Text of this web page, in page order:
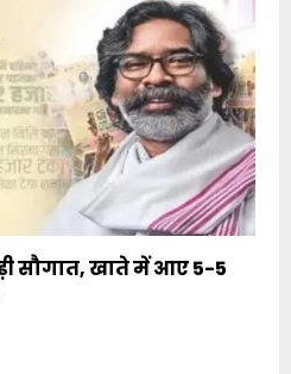
सौगात, खाते में आए 5-5